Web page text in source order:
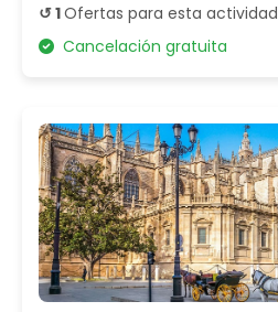
↺ 1Ofertas para esta actividad
Cancelación gratuita